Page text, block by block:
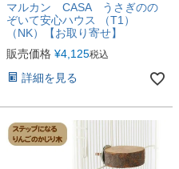
マルカン CASA うさぎのの
ぞいて安心ハウス （T1）
（NK）【お取り寄せ】
販売価格 ¥4,125税込
詳細を見る